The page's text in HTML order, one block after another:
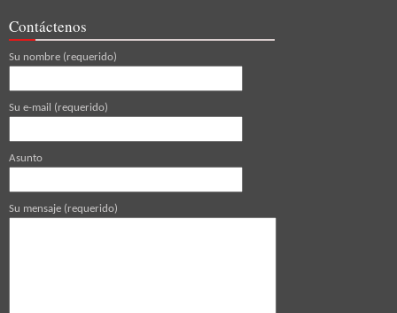
Contáctenos
Su nombre (requerido)
Su e-mail (requerido)
Asunto
Su mensaje (requerido)